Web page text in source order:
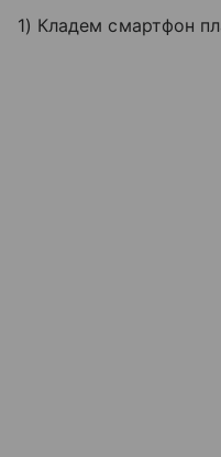
1) Кладем смартфон